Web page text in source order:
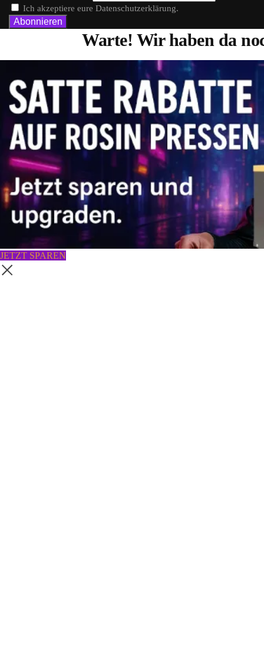
Ich akzeptiere eure Datenschutzerklärung.
Warte! Wir haben da
JETZT SPAREN